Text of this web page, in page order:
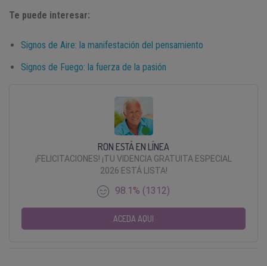
Te puede interesar:
Signos de Aire: la manifestación del pensamiento
Signos de Fuego: la fuerza de la pasión
RON ESTÁ EN LÍNEA
¡FELICITACIONES! ¡TU VIDENCIA GRATUITA ESPECIAL
2026 ESTÁ LISTA!
98.1% (1312)
ACEDA AQUI